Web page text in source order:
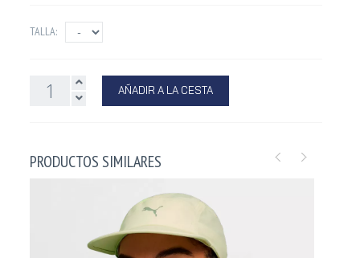
TALLA:
AÑADIR A LA CESTA
PRODUCTOS SIMILARES